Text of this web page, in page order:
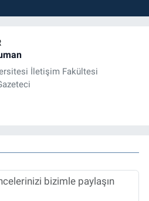
İletişim Fakültesi